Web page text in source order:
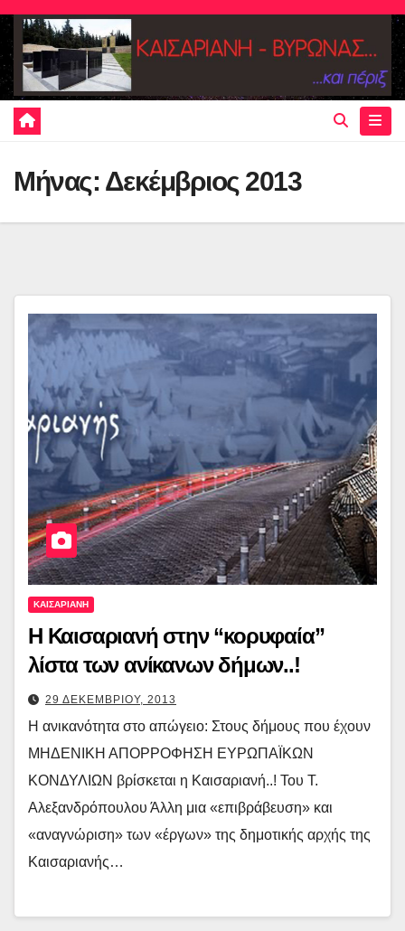
Skip
content
Μήνας: Δεκέμβριος 2013
ΚΑΙΣΑΡΙΑΝΗ
Η Καισαριανή στην “κορυφαία”
λίστα των ανίκανων δήμων..!
29 ΔΕΚΕΜΒΡΙΟΥ, 2013
Η ανικανότητα στο απώγειο: Στους δήμους που έχουν
ΜΗΔΕΝΙΚΗ ΑΠΟΡΡΟΦΗΣΗ ΕΥΡΩΠΑΪΚΩΝ
ΚΟΝΔΥΛΙΩΝ βρίσκεται η Καισαριανή..! Του Τ.
Αλεξανδρόπουλου Άλλη μια «επιβράβευση» και
«αναγνώριση» των «έργων» της δημοτικής αρχής της
Καισαριανής…